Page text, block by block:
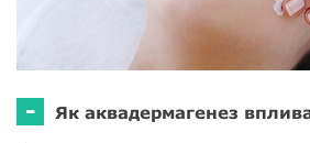
- Як аквадермагенез